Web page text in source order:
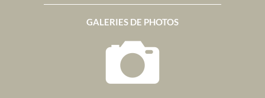
GALERIES DE PHOTOS